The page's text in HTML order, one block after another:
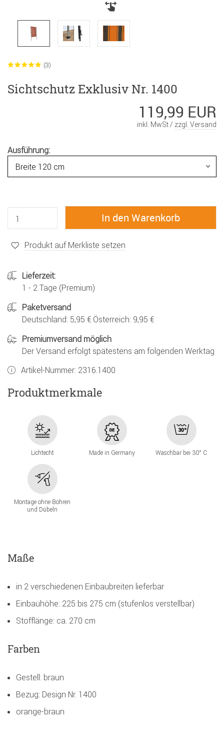
(3)
Sichtschutz Exklusiv Nr. 1400
119,99 EUR
inkl. MwSt / zzgl. Versand
Ausführung:
Produkt auf Merkliste setzen
Lieferzeit:
1 - 2 Tage (Premium)
Paketversand
Deutschland: 5,95 € Österreich: 9,95 €
Premiumversand möglich
Der Versand erfolgt spätestens am folgenden Werktag
Artikel-Nummer: 2316.1400
Produktmerkmale
Lichtecht Made in Germany Waschbar bei 30° C
Montage ohne Bohren
und Dübeln
Maße
in 2 verschiedenen Einbaubreiten lieferbar
Einbauhöhe: 225 bis 275 cm (stufenlos verstellbar)
Stofflänge: ca. 270 cm
Farben
Gestell: braun
Bezug: Design Nr. 1400
orange-braun